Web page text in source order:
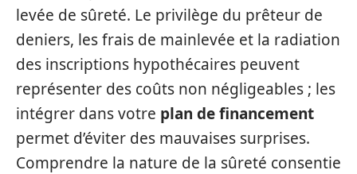
levée de sûreté. Le privilège du prêteur de
deniers, les frais de mainlevée et la radiation
des inscriptions hypothécaires peuvent
représenter des coûts non négligeables ; les
intégrer dans votre plan de financement
permet d’éviter des mauvaises surprises.
Comprendre la nature de la sûreté consentie